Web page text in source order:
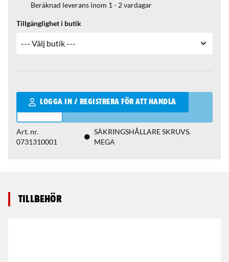
Beräknad leverans inom 1 - 2 vardagar
Tillgänglighet i butik
LOGGA IN / REGISTRERA FÖR ATT HANDLA
Qantity
Art. nr.
0731310001
SÄKRINGSHÅLLARE SKRUVS.
MEGA
Tillbehör